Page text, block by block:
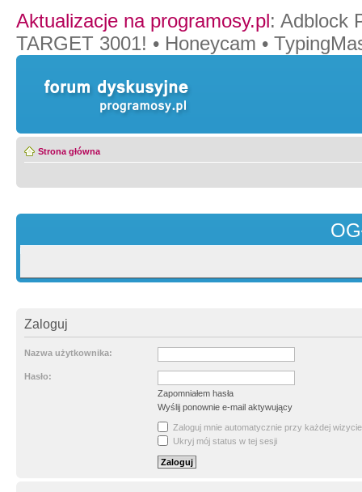
Aktualizacje na programosy.pl: Adblock
TARGET 3001! • Honeycam •
Strona główna
Zaloguj
Nazwa użytkownika:
Hasło:
Zapomniałem hasła
Wyślij ponownie e-mail aktywujący
Zaloguj mnie automatycznie przy każdej wizycie
Ukryj mój status w tej sesji